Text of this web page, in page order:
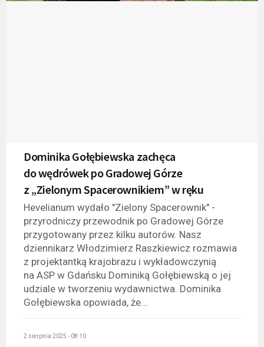
Dominika Gołębiewska zachęca
do wędrówek po Gradowej Górze
z „Zielonym Spacerownikiem” w ręku
Hevelianum wydało "Zielony Spacerownik" -
przyrodniczy przewodnik po Gradowej Górze
przygotowany przez kilku autorów. Nasz
dziennikarz Włodzimierz Raszkiewicz rozmawia
z projektantką krajobrazu i wykładowczynią
na ASP w Gdańsku Dominiką Gołębiewską o jej
udziale w tworzeniu wydawnictwa. Dominika
Gołębiewska opowiada, że...
2 sierpnia 2025 - 08:10